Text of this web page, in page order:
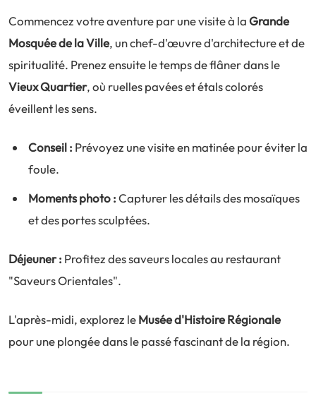
Commencez votre aventure par une visite à laGrande
Mosquée de la Ville, un chef-d'œuvre d'architecture et de
spiritualité. Prenez ensuite le temps de flâner dans le
Vieux Quartier, où ruelles pavées et étals colorés
éveillent les sens.
Conseil : Prévoyez une visite en matinée pour éviter la
foule.
Moments photo :Capturer les détails des mosaïques
et des portes sculptées.
Déjeuner : Profitez des saveurs locales au restaurant
"Saveurs Orientales".
L'après-midi, explorez leMusée d'Histoire Régionale
pour une plongée dans le passé fascinant de la région.